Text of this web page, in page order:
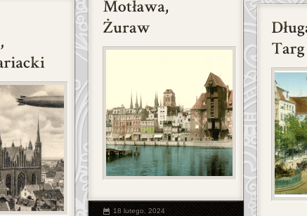
18 lutego, 2024